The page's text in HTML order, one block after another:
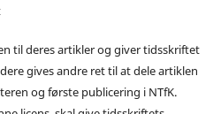
til deres artikler og giver tidsskriftet
gives andre ret til at dele artiklen
og første publicering i NTfK.